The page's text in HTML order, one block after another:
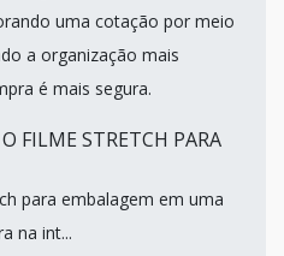
uma cotação por meio
a organização mais
é mais segura.
FILME STRETCH PARA
para embalagem em uma
na int...